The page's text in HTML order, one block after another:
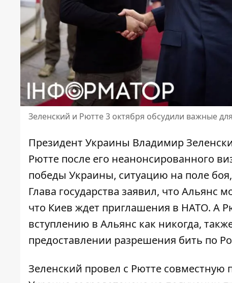
Зеленский и Рютте 3 октября обсудили важные
Президент Украины Владимир
Рютте после его неанонсированного
победы Украины, ситуацию на поле
Глава государства заявил, что
что Киев ждет приглашения в НАТО. А
вступлению в Альянс как никогда,
предоставлении разрешения бить по
Зеленский провел с Рютте